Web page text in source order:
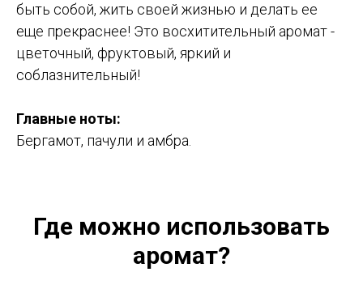
быть собой, жить своей жизнью и делать ее
еще прекраснее! Это восхитительный аромат -
цветочный, фруктовый, яркий и
соблазнительный!
Главные ноты:
Бергамот, пачули и амбра.
Где можно использовать
аромат?